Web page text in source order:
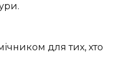
для тих, хто